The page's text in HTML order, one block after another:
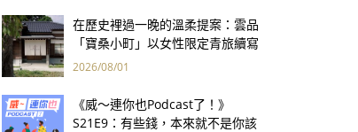
在歷史裡過一晚的溫柔提案：雲品
「寶桑小町」以女性限定青旅續寫
台東老屋記憶
2026/08/01
《威～連你也Podcast了！》
S21E9：有些錢，本來就不是你該